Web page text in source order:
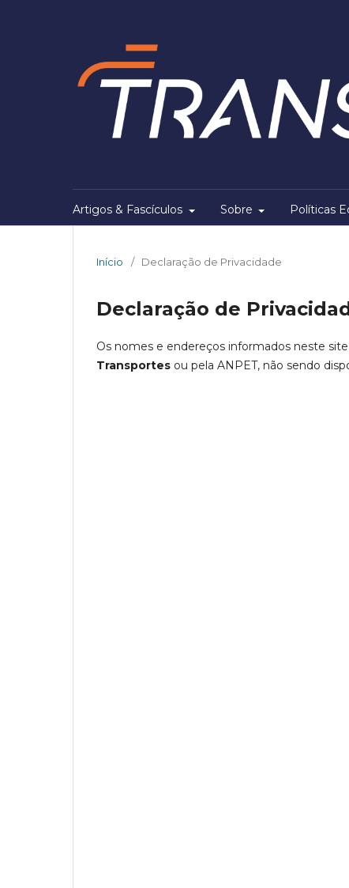
Artigos & Fascículos Sobre Políticas
Início / Declaração de Privacidade
Declaração de
Os nomes e endereços informados neste
Transportes ou pela ANPET, não sendo